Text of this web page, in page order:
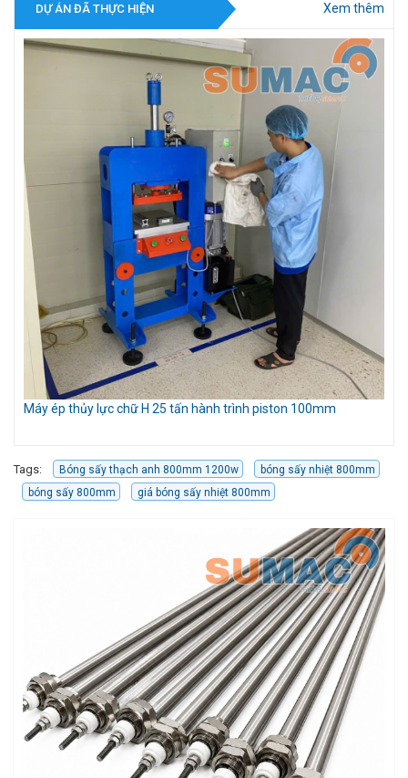
DỰ ÁN ĐÃ THỰC HIỆN Xem thêm
Móc cẩu gắn càng xe nâng 3 tấn
Tags: Bóng sấy thạch anh 800mm 1200w
bóng sấy nhiệt 800mm
bóng sấy 800mm
giá bóng sấy nhiệt 800mm